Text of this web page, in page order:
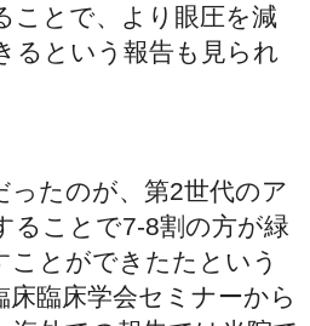
ことで、より眼圧を減
るという報告も見られ
たのが、第2世代のア
ることで7-8割の方が緑
ことができたたという
床臨床学会セミナーから